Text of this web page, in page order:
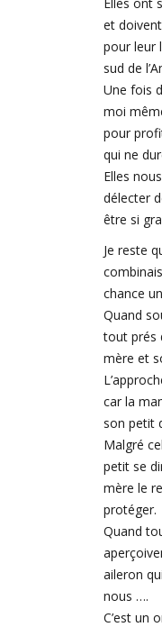
et
pour leur
sud de
Une fois
moi
pour
qui ne
Elles
délecter
être si
Je reste
chance
Quand
tout prés
mère et
car la
son petit
Malgré
petit se
mère le
protéger.
Quand
aileron
nous ….
C’est un